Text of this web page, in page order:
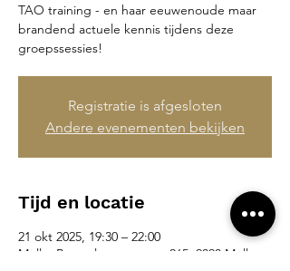
TAO training - en haar eeuwenoude maar
brandend actuele kennis tijdens deze
groepssessies!
Registratie is afgesloten
Andere evenementen bekijken
Tijd en locatie
21 okt 2025, 19:30 – 22:00
Melle, Brusselsesteenweg 265, 9090 Melle,